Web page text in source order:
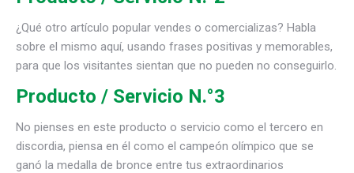
¿Qué otro artículo popular vendes o comercializas? Habla
sobre el mismo aquí, usando frases positivas y memorables,
para que los visitantes sientan que no pueden no conseguirlo.
Producto / Servicio N.°3
No pienses en este producto o servicio como el tercero en
discordia, piensa en él como el campeón olímpico que se
ganó la medalla de bronce entre tus extraordinarios